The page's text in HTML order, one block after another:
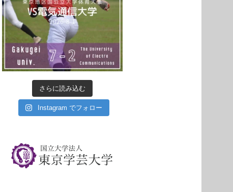
さらに読み込む
Instagram でフォロー